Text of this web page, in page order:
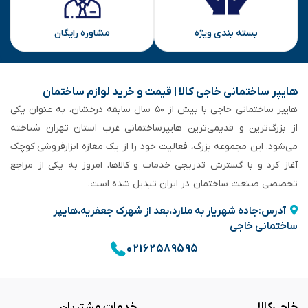
بسته بندی ویژه مشاوره رایگان
هایپر ساختمانی خاجی‌ کالا | قیمت و خرید لوازم ساختمان
هایپر ساختمانی خاجی‌ با بیش از ۵۰ سال سابقه‌ درخشان، به عنوان یکی
از بزرگ‌ترین و قدیمی‌ترین هایپرساختمانی‌ غرب استان تهران شناخته
می‌شود. این مجموعه بزرگ، فعالیت خود را از یک مغازه ابزارفروشی کوچک
آغاز کرد و با گسترش تدریجی خدمات و کالاها، امروز به یکی از مراجع
تخصصی صنعت ساختمان در ایران تبدیل شده است.
آدرس:جاده شهریار به ملارد،بعد از شهرک جعفریه،هایپر
ساختمانی خاجی
۰۲۱۶۲۵۸۹۵۹۵